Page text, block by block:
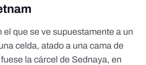
el que se ve supuestamente a un
celda, atado a una cama de
la cárcel de Sednaya, en